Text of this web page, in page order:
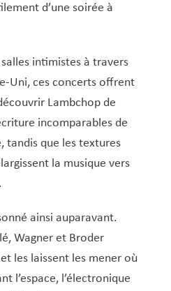
(SNJ) – Antenne
verte
d’environnement
Général)
Particulier « Quartiers
Particulier « Nouveau
ponctuelles
d’une soirée à
intimistes à travers
Uni, ces concerts offrent
Lambchop de
incomparables de
tandis que les textures
la musique vers
ainsi auparavant.
Wagner et Broder
les laissent les mener où
l’espace, l’électronique